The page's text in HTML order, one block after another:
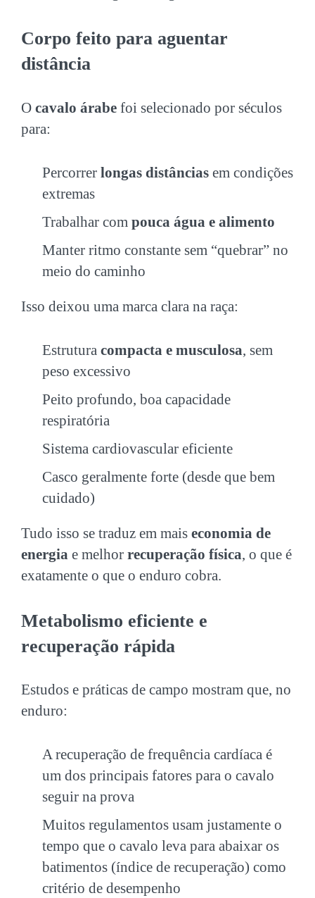
Corpo feito para aguentar
distância
O cavalo árabe foi selecionado por séculos
para:
Percorrer longas distâncias em condições
extremas
Trabalhar com pouca água e alimento
Manter ritmo constante sem “quebrar” no
meio do caminho
Isso deixou uma marca clara na raça:
Estrutura compacta e musculosa, sem
peso excessivo
Peito profundo, boa capacidade
respiratória
Sistema cardiovascular eficiente
Casco geralmente forte (desde que bem
cuidado)
Tudo isso se traduz em mais economia de
energia e melhor recuperação física, o que é
exatamente o que o enduro cobra.
Metabolismo eficiente e
recuperação rápida
Estudos e práticas de campo mostram que, no
enduro:
A recuperação de frequência cardíaca é
um dos principais fatores para o cavalo
seguir na prova
Muitos regulamentos usam justamente o
tempo que o cavalo leva para abaixar os
batimentos (índice de recuperação) como
critério de desempenho